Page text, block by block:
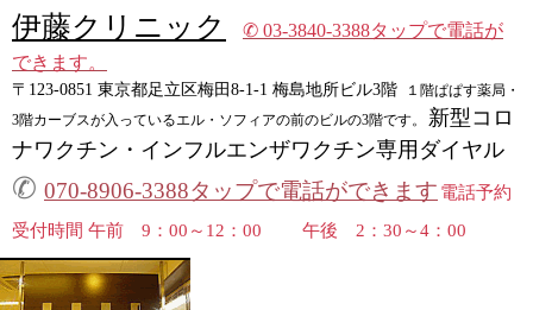
伊藤クリニック
✆ 03-3840-3388タップで電話が
できます。
〒123-0851 東京都足立区梅田8-1-1 梅島地所ビル3階
１階ぱぱす薬局・
3階カーブスが入っているエル・ソフィアの前のビルの3階です。
新型コロ
ナワクチン・インフルエンザワクチン専用ダイヤル
✆ 070-8906-3388タップで電話ができます 電話予約
受付時間 午前 9：00～12：00 午後 2：30～4：00